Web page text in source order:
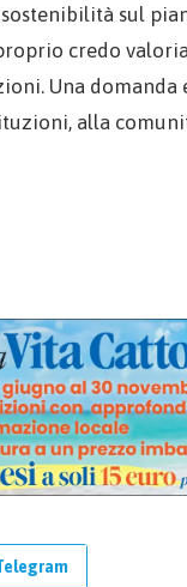
sul
credo
Una domanda
alla